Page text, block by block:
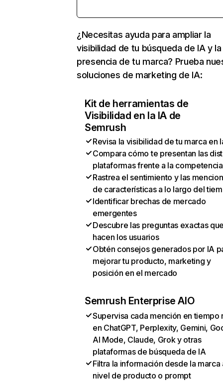
¿Necesitas ayuda para ampliar la
visibilidad de tu búsqueda de IA y la
presencia de tu marca? Prueba
soluciones de marketing de IA:
Kit de herramientas de
Visibilidad en la IA de
Semrush
Revisa la visibilidad de tu marca en
Compara cómo te presentan las
plataformas frente a la competencia
Rastrea el sentimiento y las
de características a lo largo del
Identificar brechas de mercado
emergentes
Descubre las preguntas exactas
hacen los usuarios
Obtén consejos generados por IA
mejorar tu producto, marketing y
posición en el mercado
Semrush Enterprise AIO
Supervisa cada mención en tiempo
en ChatGPT, Perplexity, Gemini,
AI Mode, Claude, Grok y otras
plataformas de búsqueda de IA
Filtra la información desde la marca
nivel de producto o prompt